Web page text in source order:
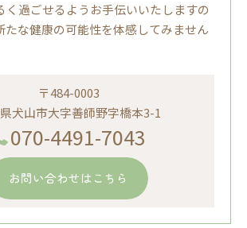
く過ごせるようお手伝いいたしますの
たな健康の可能性を体感してみません
〒484-0003
犬山市大字善師野字橋本3-1
070-4491-7043
お問い合わせはこちら